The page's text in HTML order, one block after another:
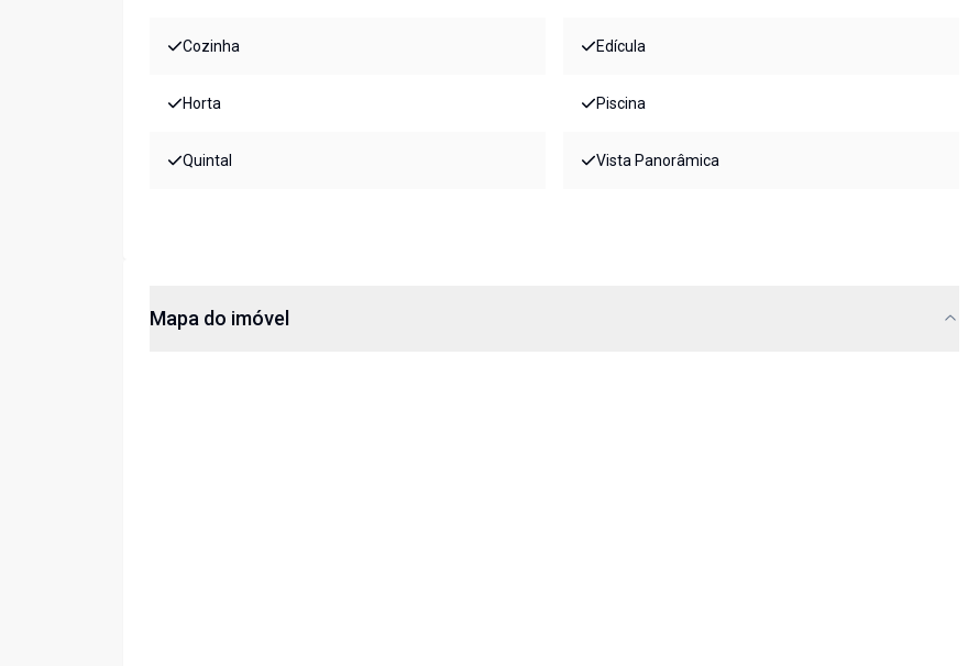
Cozinha Edícula
Horta Piscina
Quintal Vista Panorâmica
Mapa do imóvel